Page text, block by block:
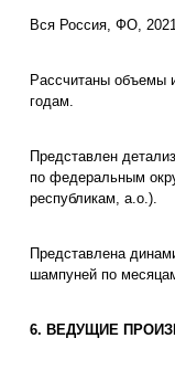
Вся Россия, ФО,
Рассчитаны объемы
годам.
Представлен
по федеральным
республикам, а.о.).
Представлена
шампуней по
6. ВЕДУЩИЕ